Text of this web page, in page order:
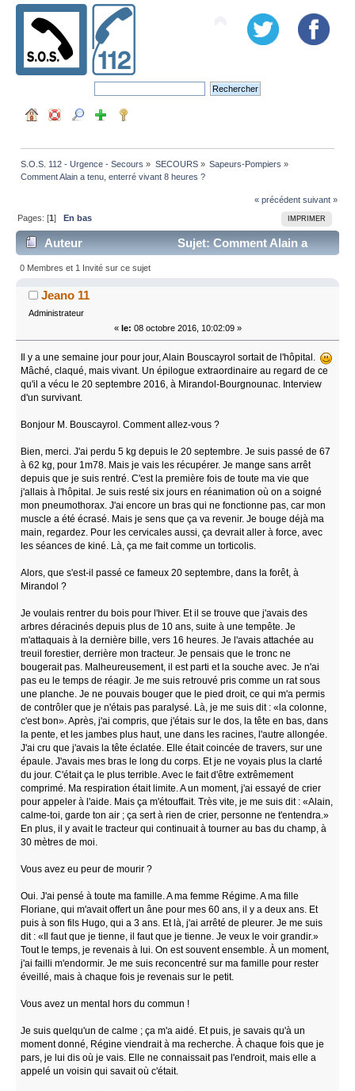
S.O.S. 112 - Urgence - Secours » SECOURS» Sapeurs-Pompiers »
Comment Alain a tenu, enterré vivant 8 heures ?
« précédent suivant »
IMPRIMER
Pages: [1]En bas
Auteur
Sujet: Comment Alain a
tenu, enterré vivant 8 heures ? (Lu 9697 fois)
0 Membres et 1 Invité sur ce sujet
Jeano 11
Administrateur
« le: 08 octobre 2016, 10:02:09 »
Il y a une semaine jour pour jour, Alain Bouscayrol sortait de l'hôpital.
Mâché, claqué, mais vivant. Un épilogue extraordinaire au regard de ce
qu'il a vécu le 20 septembre 2016, à Mirandol-Bourgnounac. Interview
d'un survivant.
Bonjour M. Bouscayrol. Comment allez-vous ?
Bien, merci. J'ai perdu 5 kg depuis le 20 septembre. Je suis passé de 67
à 62 kg, pour 1m78. Mais je vais les récupérer. Je mange sans arrêt
depuis que je suis rentré. C'est la première fois de toute ma vie que
j'allais à l'hôpital. Je suis resté six jours en réanimation où on a soigné
mon pneumothorax. J'ai encore un bras qui ne fonctionne pas, car mon
muscle a été écrasé. Mais je sens que ça va revenir. Je bouge déjà ma
main, regardez. Pour les cervicales aussi, ça devrait aller à force, avec
les séances de kiné. Là, ça me fait comme un torticolis.
Alors, que s'est-il passé ce fameux 20 septembre, dans la forêt, à
Mirandol ?
Je voulais rentrer du bois pour l'hiver. Et il se trouve que j'avais des
arbres déracinés depuis plus de 10 ans, suite à une tempête. Je
m'attaquais à la dernière bille, vers 16 heures. Je l'avais attachée au
treuil forestier, derrière mon tracteur. Je pensais que le tronc ne
bougerait pas. Malheureusement, il est parti et la souche avec. Je n'ai
pas eu le temps de réagir. Je me suis retrouvé pris comme un rat sous
une planche. Je ne pouvais bouger que le pied droit, ce qui m'a permis
de contrôler que je n'étais pas paralysé. Là, je me suis dit : «la colonne,
c'est bon». Après, j'ai compris, que j'étais sur le dos, la tête en bas, dans
la pente, et les jambes plus haut, une dans les racines, l'autre allongée.
J'ai cru que j'avais la tête éclatée. Elle était coincée de travers, sur une
épaule. J'avais mes bras le long du corps. Et je ne voyais plus la clarté
du jour. C'était ça le plus terrible. Avec le fait d'être extrêmement
comprimé. Ma respiration était limite. A un moment, j'ai essayé de crier
pour appeler à l'aide. Mais ça m'étouffait. Très vite, je me suis dit : «Alain,
calme-toi, garde ton air ; ça sert à rien de crier, personne ne t'entendra.»
En plus, il y avait le tracteur qui continuait à tourner au bas du champ, à
30 mètres de moi.
Vous avez eu peur de mourir ?
Oui. J'ai pensé à toute ma famille. A ma femme Régime. A ma fille
Floriane, qui m'avait offert un âne pour mes 60 ans, il y a deux ans. Et
puis à son fils Hugo, qui a 3 ans. Et là, j'ai arrêté de pleurer. Je me suis
dit : «Il faut que je tienne, il faut que je tienne. Je veux le voir grandir.»
Tout le temps, je revenais à lui. On est souvent ensemble. À un moment,
j'ai failli m'endormir. Je me suis reconcentré sur ma famille pour rester
éveillé, mais à chaque fois je revenais sur le petit.
Vous avez un mental hors du commun !
Je suis quelqu'un de calme ; ça m'a aidé. Et puis, je savais qu'à un
moment donné, Régine viendrait à ma recherche. À chaque fois que je
pars, je lui dis où je vais. Elle ne connaissait pas l'endroit, mais elle a
appelé un voisin qui savait où c'était.